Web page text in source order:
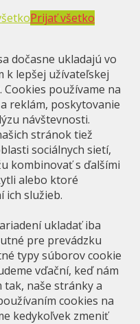
Prijať všetko
dočasne ukladajú vo
k lepšej užívateľskej
používame na
reklám, poskytovanie
návštevnosti.
stránok tiež
sociálnych sietí,
kombinovať s ďalšími
alebo ktoré
ich služieb.
ukladať iba
pre prevádzku
typy súborov cookie
vďační, keď nám
naše stránky a
cookies na
kedykoľvek zmeniť